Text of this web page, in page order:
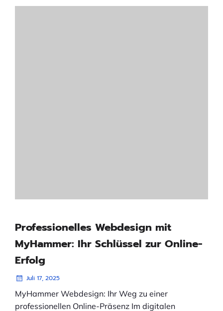
Professionelles Webdesign mit
MyHammer: Ihr Schlüssel zur Online-
Erfolg
Juli 17, 2025
MyHammer Webdesign: Ihr Weg zu einer
professionellen Online-Präsenz Im digitalen